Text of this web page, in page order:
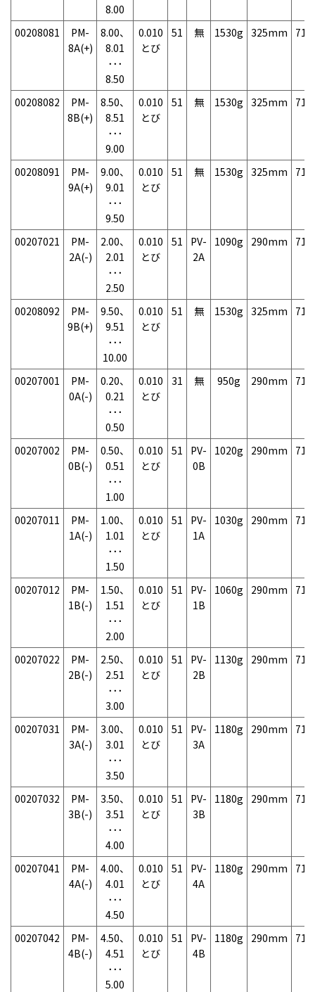
8.00
00208081
PM-
8A(+)
8.00、
8.01
･･･
8.50
0.010
とび
51 無 1530g 325mm
00208082
PM-
8B(+)
8.50、
8.51
･･･
9.00
0.010
とび
51 無 1530g 325mm
00208091
PM-
9A(+)
9.00、
9.01
･･･
9.50
0.010
とび
51 無 1530g 325mm
00207021
PM-
2A(-)
2.00、
2.01
･･･
2.50
0.010
とび
51
PV-
2A
1090g 290mm
00208092
PM-
9B(+)
9.50、
9.51
･･･
10.00
0.010
とび
51 無 1530g 325mm
00207001
PM-
0A(-)
0.20、
0.21
･･･
0.50
0.010
とび
31 無 950g 290mm
00207002
PM-
0B(-)
0.50、
0.51
･･･
1.00
0.010
とび
51
PV-
0B
1020g 290mm
00207011
PM-
1A(-)
1.00、
1.01
･･･
1.50
0.010
とび
51
PV-
1A
1030g 290mm
00207012
PM-
1B(-)
1.50、
1.51
･･･
2.00
0.010
とび
51
PV-
1B
1060g 290mm
00207022
PM-
2B(-)
2.50、
2.51
･･･
3.00
0.010
とび
51
PV-
2B
1130g 290mm
00207031
PM-
3A(-)
3.00、
3.01
･･･
3.50
0.010
とび
51
PV-
3A
1180g 290mm
00207032
PM-
3B(-)
3.50、
3.51
･･･
4.00
0.010
とび
51
PV-
3B
1180g 290mm
00207041
PM-
4A(-)
4.00、
4.01
･･･
4.50
0.010
とび
51
PV-
4A
1180g 290mm
00207042
PM-
4B(-)
4.50、
4.51
･･･
5.00
0.010
とび
51
PV-
4B
1180g 290mm